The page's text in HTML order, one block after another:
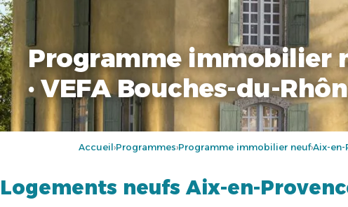
Programme immobilier
· VEFA Bouches-du-
Accueil›Programmes›Programme immobilier neuf›Aix-en-
Logements neufs Aix-en-